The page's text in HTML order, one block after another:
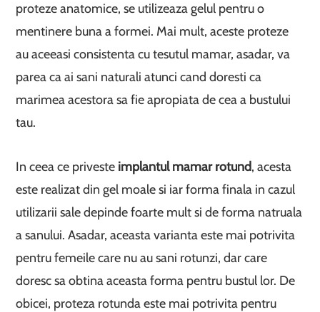
proteze anatomice, se utilizeaza gelul pentru o
mentinere buna a formei. Mai mult, aceste proteze
au aceeasi consistenta cu tesutul mamar, asadar, va
parea ca ai sani naturali atunci cand doresti ca
marimea acestora sa fie apropiata de cea a bustului
tau.
In ceea ce priveste implantul mamar rotund, acesta
este realizat din gel moale si iar forma finala in cazul
utilizarii sale depinde foarte mult si de forma natruala
a sanului. Asadar, aceasta varianta este mai potrivita
pentru femeile care nu au sani rotunzi, dar care
doresc sa obtina aceasta forma pentru bustul lor. De
obicei, proteza rotunda este mai potrivita pentru